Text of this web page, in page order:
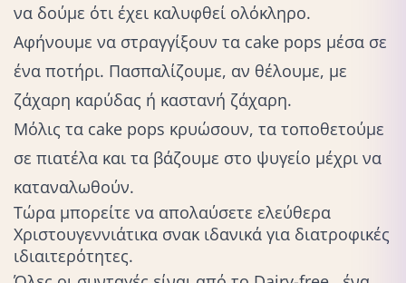
να δούμε ότι έχει καλυφθεί ολόκληρο.
Αφήνουμε να στραγγίξουν τα cake pops μέσα σε
ένα ποτήρι. Πασπαλίζουμε, αν θέλουμε, με
ζάχαρη καρύδας ή καστανή ζάχαρη.
Μόλις τα cake pops κρυώσουν, τα τοποθετούμε
σε πιατέλα και τα βάζουμε στο ψυγείο μέχρι να
καταναλωθούν.
Τώρα μπορείτε να απολαύσετε ελεύθερα
Χριστουγεννιάτικα σνακ ιδανικά για διατροφικές
ιδιαιτερότητες.